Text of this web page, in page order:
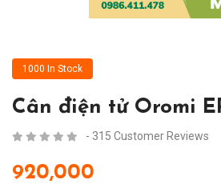
1000 In Stock
Cân điện tử Oromi
- 315 Customer Reviews
920,000